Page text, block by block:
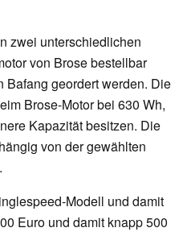
zwei unterschiedlichen
von Brose bestellbar
Bafang geordert werden. Die
Brose-Motor bei 630 Wh,
Kapazität besitzen. Die
von der gewählten
Modell und damit
Euro und damit knapp 500